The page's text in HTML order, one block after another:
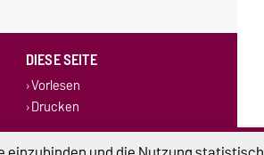
DIESE SEITE
Vorlesen
Drucken